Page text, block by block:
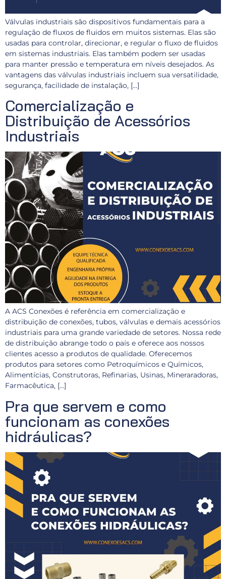
Válvulas industriais são dispositivos fundamentais para a
regulação de fluxos de fluidos em muitos sistemas. Elas são
usadas para controlar, direcionar, e regular o fluxo de fluidos
em sistemas industriais. Elas também podem ser usadas
para manter pressão e temperatura em níveis desejados. As
vantagens das válvulas industriais incluem sua versatilidade,
segurança, facilidade de instalação, […]
Comercialização e
Distribuição de Acessórios
Industriais
A ACS Conexões é referência em comercialização e
distribuição de conexões, tubos, válvulas e demais acessórios
industriais para uma grande variedade de setores. Nossa rede
de distribuição abrange todo o país e oferece aos nossos
clientes acesso a produtos de qualidade. Oferecemos
produtos para setores como Petroquímicos e Químicos,
Alimentícias, Construtoras, Refinarias, Usinas, Mineraradoras,
Farmacêutica, […]
Pra que servem e como
funcionam as conexões
hidráulicas?